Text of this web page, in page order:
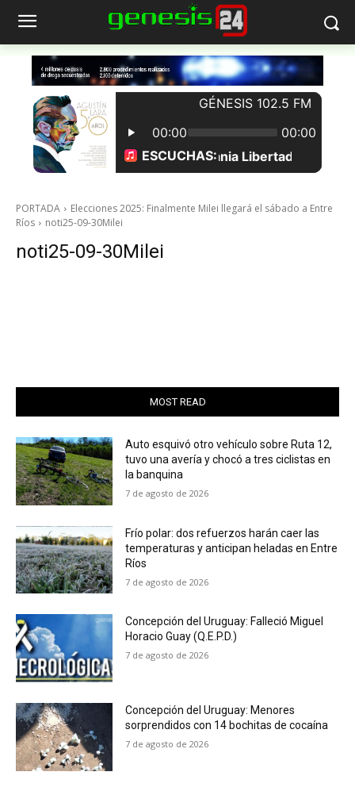
PORTADA
Elecciones 2025: Finalmente Milei llegará el sábado a Entre
Ríos
noti25-09-30Milei
noti25-09-30Milei
MOST READ
Auto esquivó otro vehículo sobre Ruta 12,
tuvo una avería y chocó a tres ciclistas en
la banquina
7 de agosto de 2026
Frío polar: dos refuerzos harán caer las
temperaturas y anticipan heladas en Entre
Ríos
7 de agosto de 2026
Concepción del Uruguay: Falleció Miguel
Horacio Guay (Q.E.P.D.)
7 de agosto de 2026
Concepción del Uruguay: Menores
sorprendidos con 14 bochitas de cocaína
7 de agosto de 2026